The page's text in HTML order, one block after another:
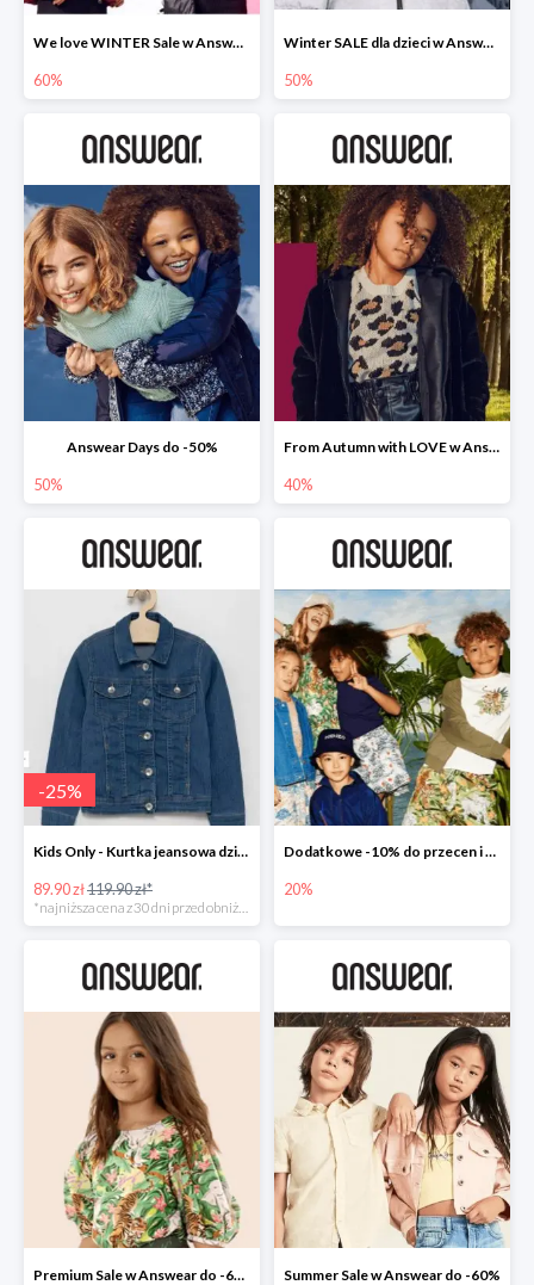
We love WINTER Sale w Answear do -60%
60%
Winter SALE dla dzieci w Answear do -50%
50%
Answear Days do -50%
50%
From Autumn with LOVE w Answear do -40%
40%
-25%
Kids Only - Kurtka jeansowa dziecięca
89.90 zł119.90 zł*
*najniższa cena z 30 dni przed obniżką
Dodatkowe -10% do przecen i nowości -20% w Answear
20%
Premium Sale w Answear do -60% Summer Sale w Answear do -60%